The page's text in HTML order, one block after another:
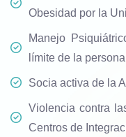
Obesidad por la
Manejo
límite de la
Socia activa de la
Violencia contra
Centros de